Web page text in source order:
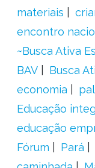
materiais
encontro
~Busca Ativa
BAV
Busca
economia
Educação
educação
Fórum
Pará